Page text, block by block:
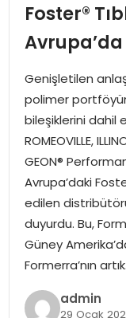
EKONOMI
MAGAZIN
SAĞLIK
SIYASET
SPOR
TEKNOLOJI
YAŞAM
Foster®
Genişletilen
polimer
bileşiklerini dahil
ROMEOVILLE,
GEON®
Avrupa’daki
edilen
duyurdu. Bu,
Güney
Formerra’nın
admin
29 Ocak